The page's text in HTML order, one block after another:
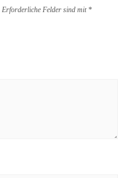
Erforderliche Felder sind mit *